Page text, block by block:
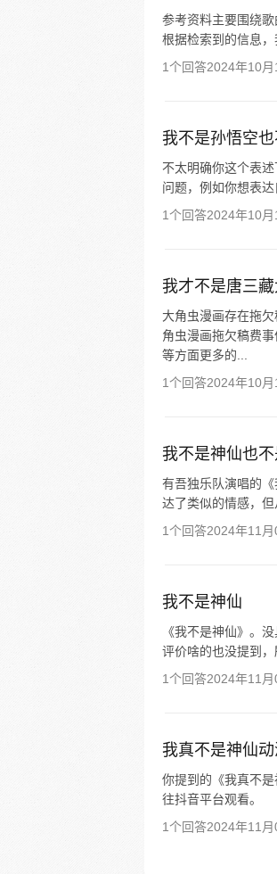
参考资料主要围绕歌
根据检索到的信息，
1个回答2024年10
我不是孙悟空
不太明确你这个表
问题，例如你想表
1个回答2024年10
我才不是唐三
大角虫漫画存在拖
角虫漫画拖欠稿费
等方面更多的...
1个回答2024年10
我不是神仙也
有吾独乐队演唱的
达了类似的情感，但
1个回答2024年11
我不是神仙
《我不是神仙》。
评价啥的也没提到，
1个回答2024年11月
我真不是神仙
你提到的《我真不
往抖音平台观看。
1个回答2024年11月